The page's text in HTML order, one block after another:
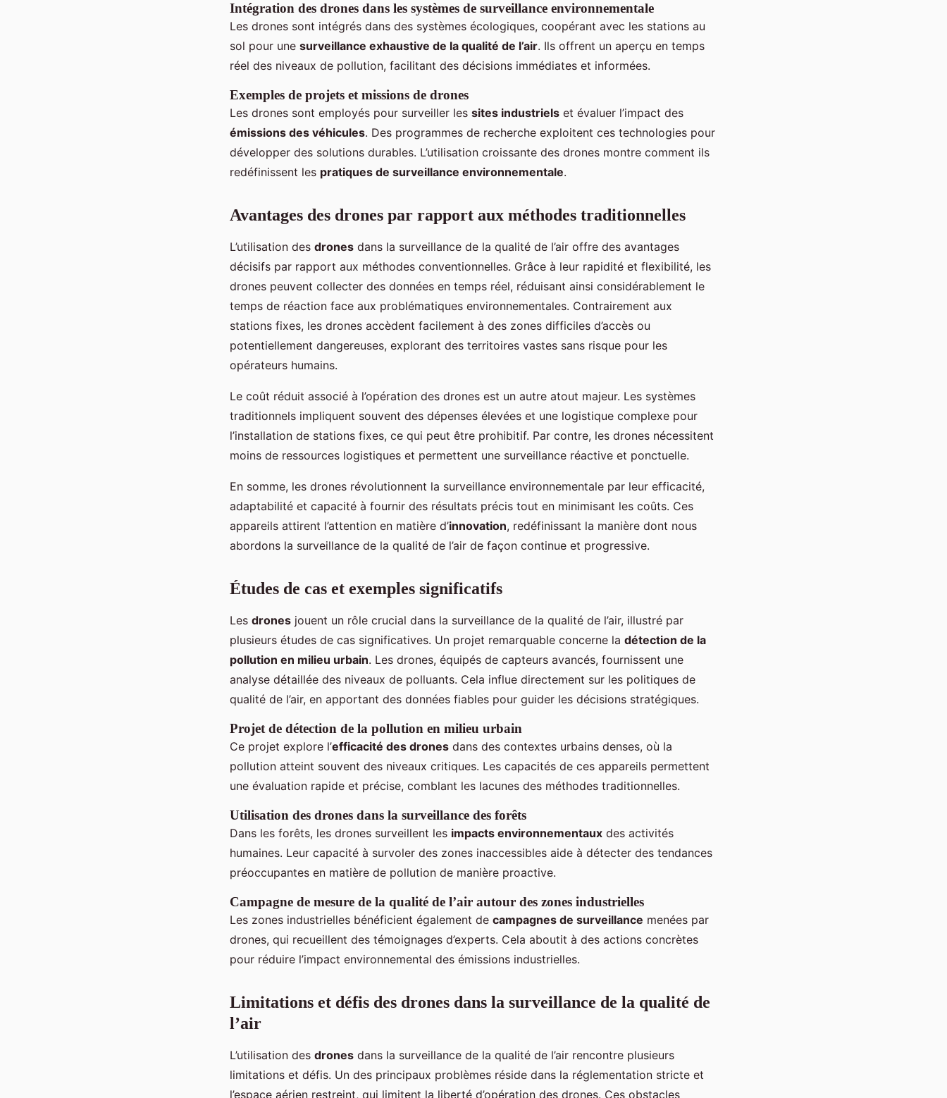
Intégration des drones dans les systèmes de surveillance environnementale
Les drones sont intégrés dans des systèmes écologiques, coopérant avec les stations au
sol pour une surveillance exhaustive de la qualité de l’air. Ils offrent un aperçu en temps
réel des niveaux de pollution, facilitant des décisions immédiates et informées.
Exemples de projets et missions de drones
Les drones sont employés pour surveiller les sites industriels et évaluer l’impact des
émissions des véhicules. Des programmes de recherche exploitent ces technologies pour
développer des solutions durables. L’utilisation croissante des drones montre comment ils
redéfinissent les pratiques de surveillance environnementale.
Avantages des drones par rapport aux méthodes traditionnelles
L’utilisation des drones dans la surveillance de la qualité de l’air offre des avantages
décisifs par rapport aux méthodes conventionnelles. Grâce à leur rapidité et flexibilité, les
drones peuvent collecter des données en temps réel, réduisant ainsi considérablement le
temps de réaction face aux problématiques environnementales. Contrairement aux
stations fixes, les drones accèdent facilement à des zones difficiles d’accès ou
potentiellement dangereuses, explorant des territoires vastes sans risque pour les
opérateurs humains.
Le coût réduit associé à l’opération des drones est un autre atout majeur. Les systèmes
traditionnels impliquent souvent des dépenses élevées et une logistique complexe pour
l’installation de stations fixes, ce qui peut être prohibitif. Par contre, les drones nécessitent
moins de ressources logistiques et permettent une surveillance réactive et ponctuelle.
En somme, les drones révolutionnent la surveillance environnementale par leur efficacité,
adaptabilité et capacité à fournir des résultats précis tout en minimisant les coûts. Ces
appareils attirent l’attention en matière d’innovation, redéfinissant la manière dont nous
abordons la surveillance de la qualité de l’air de façon continue et progressive.
Études de cas et exemples significatifs
Les drones jouent un rôle crucial dans la surveillance de la qualité de l’air, illustré par
plusieurs études de cas significatives. Un projet remarquable concerne la détection de la
pollution en milieu urbain. Les drones, équipés de capteurs avancés, fournissent une
analyse détaillée des niveaux de polluants. Cela influe directement sur les politiques de
qualité de l’air, en apportant des données fiables pour guider les décisions stratégiques.
Projet de détection de la pollution en milieu urbain
Ce projet explore l’efficacité des drones dans des contextes urbains denses, où la
pollution atteint souvent des niveaux critiques. Les capacités de ces appareils permettent
une évaluation rapide et précise, comblant les lacunes des méthodes traditionnelles.
Utilisation des drones dans la surveillance des forêts
Dans les forêts, les drones surveillent les impacts environnementaux des activités
humaines. Leur capacité à survoler des zones inaccessibles aide à détecter des tendances
préoccupantes en matière de pollution de manière proactive.
Campagne de mesure de la qualité de l’air autour des zones industrielles
Les zones industrielles bénéficient également de campagnes de surveillance menées par
drones, qui recueillent des témoignages d’experts. Cela aboutit à des actions concrètes
pour réduire l’impact environnemental des émissions industrielles.
Limitations et défis des drones dans la surveillance de la qualité de
l’air
L’utilisation des drones dans la surveillance de la qualité de l’air rencontre plusieurs
limitations et défis. Un des principaux problèmes réside dans la réglementation stricte et
l’espace aérien restreint, qui limitent la liberté d’opération des drones. Ces obstacles